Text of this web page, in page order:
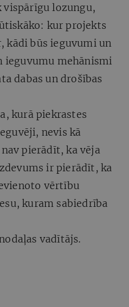
lozungu,
kur projekts
kādi būs ieguvumi un
ieguvumu mehānismi
dabas un drošības
kurā piekrastes
nevis kā
pierādīt, ka vēja
ir pierādīt, ka
vērtību
kuram sabiedrība
vadītājs.